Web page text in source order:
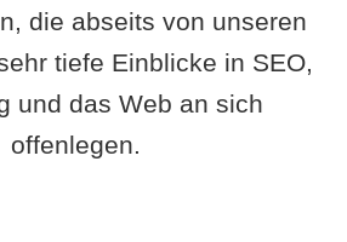
die abseits von unseren
tiefe Einblicke in SEO,
und das Web an sich
offenlegen.